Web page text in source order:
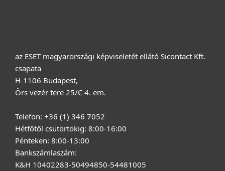
az ESET magyarországi képviseletét ellátó Sicontact Kft.
csapata
H-1106 Budapest,
Örs vezér tere 25/C 4. em.
Telefon: +36 (1) 346 7052
Hétfőtől csütörtökig: 8:00-16:00
Pénteken: 8:00-13:00
Bankszámlaszám:
K&H 10402283-50494850-54481005